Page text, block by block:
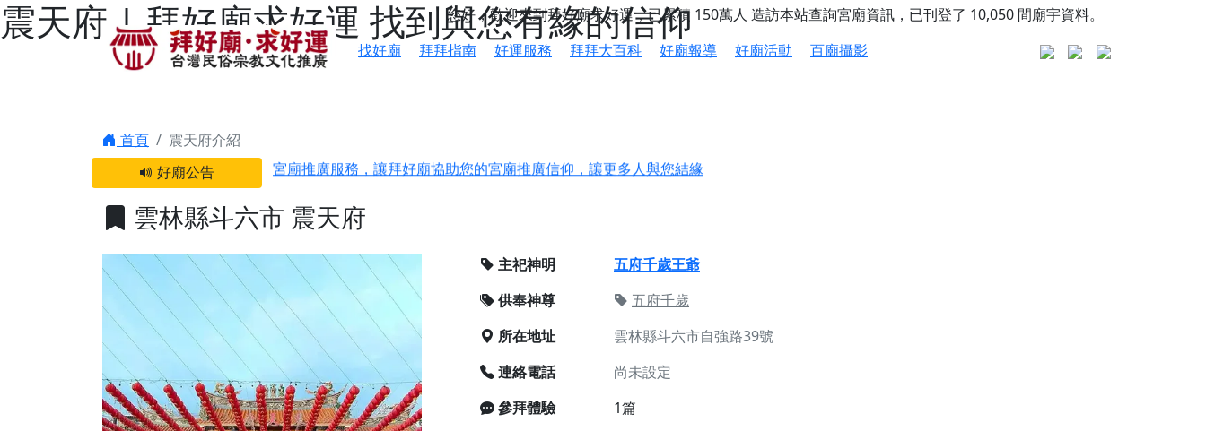
震天府 | 拜好廟求好運 找到與您有緣的信仰
您好，歡迎來到拜好廟求好運，已累積 150萬人 造訪本站查詢宮廟資訊，已刊登了 10,050 間廟宇資料。
找好廟
拜拜指南 好運服務 拜拜大百科 好廟報導 好廟活動 百廟攝影
首頁
震天府介紹
好廟公告
宮廟推廣服務，讓拜好廟協助您的宮廟推廣信仰，讓更多人與您結緣
之旅」！
【屏東縣獅子鄉 楓港清華山聖天宮】驪山母娘聖誕暨中元普渡大法會，誠邀十方善信大德，一同回到母娘慈悲座前，祈福納祥、慎
終追遠、廣植福田
【桃園市 桃園蓮華寺】盂蘭盆中元報恩法會，這場法會不只是超薦與普渡，更是一份對祖先的感恩、對親人的思念，也是為家人祈
願平安順遂的慈悲心意。
【桃園龜山 慈恩宮】丙午年梁皇寶懺法會，一念虔誠禮寶懺，一分懺悔植福田，誠邀十方善信大德共同參與。
【新北貢寮 南極玉明殿】中元普渡大法會，誠摯歡迎十方善信大德隨喜贊普，為祖先親眷祈求安息，也為自身與家人累積福德、種
下善緣。
雲林縣斗六市 震天府
主祀神明
五府千歲王爺
供奉神尊
五府千歲
所在地址
雲林縣斗六市自強路39號
連絡電話
尚未設定
參拜體驗
1篇